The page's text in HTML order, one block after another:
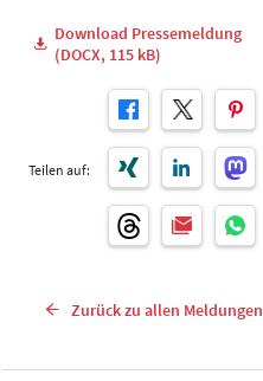
Download Pressemeldung
(DOCX, 115 kB)
Teilen auf:
Zurück zu allen Meldungen